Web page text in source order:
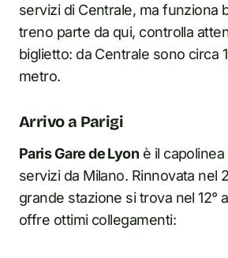
servizi di Centrale, ma funziona
treno parte da qui, controlla
biglietto: da Centrale sono circa
metro.
Arrivo a Parigi
Paris Gare de Lyon è il
servizi da Milano. Rinnovata nel
grande stazione si trova nel 12°
offre ottimi collegamenti: